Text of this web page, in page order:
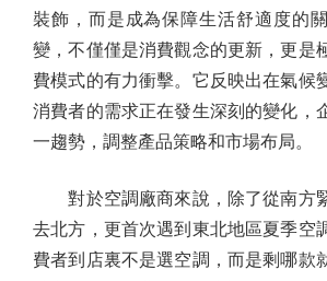
裝飾，而是成為保障生活舒適度的
變，不僅僅是消費觀念的更新，更是
費模式的有力衝擊。它反映出在氣候
消費者的需求正在發生深刻的變化，
一趨勢，調整產品策略和市場布局。
對於空調廠商來說，除了從南方
去北方，更首次遇到東北地區夏季空
費者到店裏不是選空調，而是剩哪款